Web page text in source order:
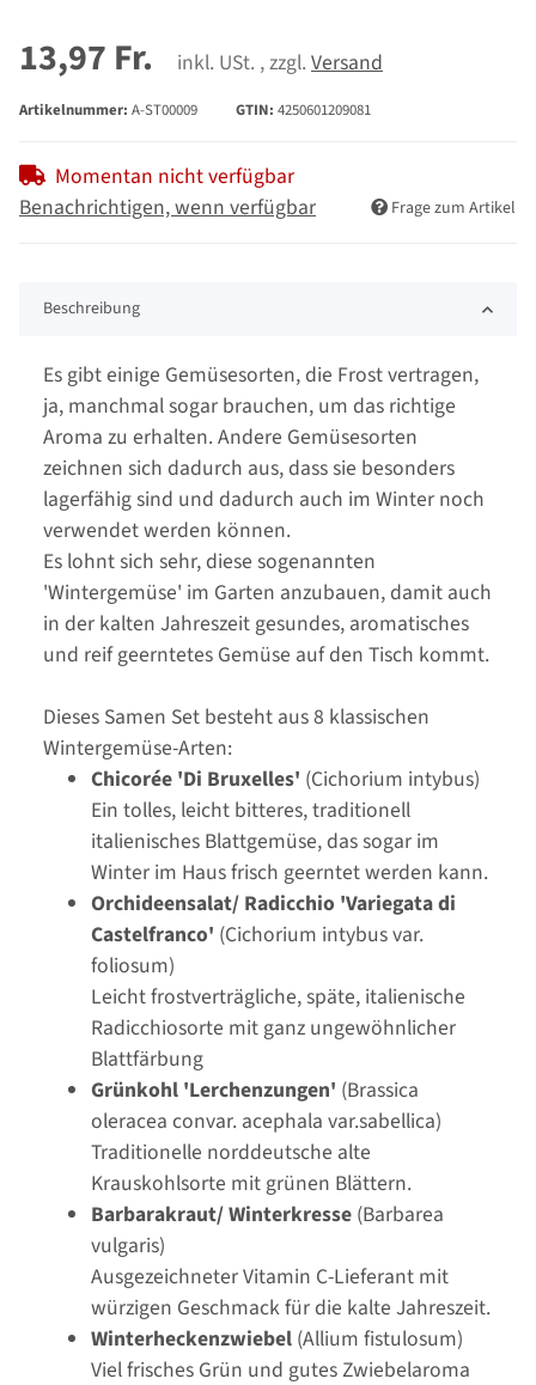
13,97 Fr. inkl. USt. , zzgl. Versand
Artikelnummer: A-ST00009 GTIN: 4250601209081
Momentan nicht verfügbar
Benachrichtigen, wenn verfügbar
Frage zum Artikel
Beschreibung
Es gibt einige Gemüsesorten, die Frost vertragen,
ja, manchmal sogar brauchen, um das richtige
Aroma zu erhalten. Andere Gemüsesorten
zeichnen sich dadurch aus, dass sie besonders
lagerfähig sind und dadurch auch im Winter noch
verwendet werden können.
Es lohnt sich sehr, diese sogenannten
'Wintergemüse' im Garten anzubauen, damit auch
in der kalten Jahreszeit gesundes, aromatisches
und reif geerntetes Gemüse auf den Tisch kommt.
Dieses Samen Set besteht aus 8 klassischen
Wintergemüse-Arten:
Chicorée 'Di Bruxelles' (Cichorium intybus)
Ein tolles, leicht bitteres, traditionell
italienisches Blattgemüse, das sogar im
Winter im Haus frisch geerntet werden kann.
Orchideensalat/ Radicchio 'Variegata di
Castelfranco' (Cichorium intybus var.
foliosum)
Leicht frostverträgliche, späte, italienische
Radicchiosorte mit ganz ungewöhnlicher
Blattfärbung
Grünkohl 'Lerchenzungen' (Brassica
oleracea convar. acephala var.sabellica)
Traditionelle norddeutsche alte
Krauskohlsorte mit grünen Blättern.
Barbarakraut/ Winterkresse (Barbarea
vulgaris)
Ausgezeichneter Vitamin C-Lieferant mit
würzigen Geschmack für die kalte Jahreszeit.
Winterheckenzwiebel (Allium fistulosum)
Viel frisches Grün und gutes Zwiebelaroma